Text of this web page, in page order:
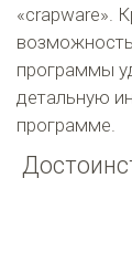
«crapware».
программы
детальную
программе.